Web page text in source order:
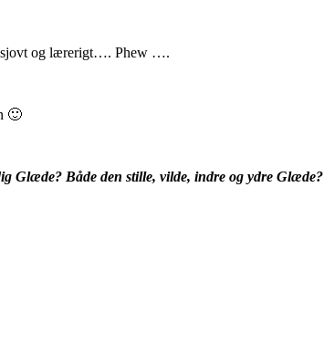
sjovt og lærerigt…. Phew ….
🙂
Glæde? Både den stille, vilde, indre og ydre Glæde?